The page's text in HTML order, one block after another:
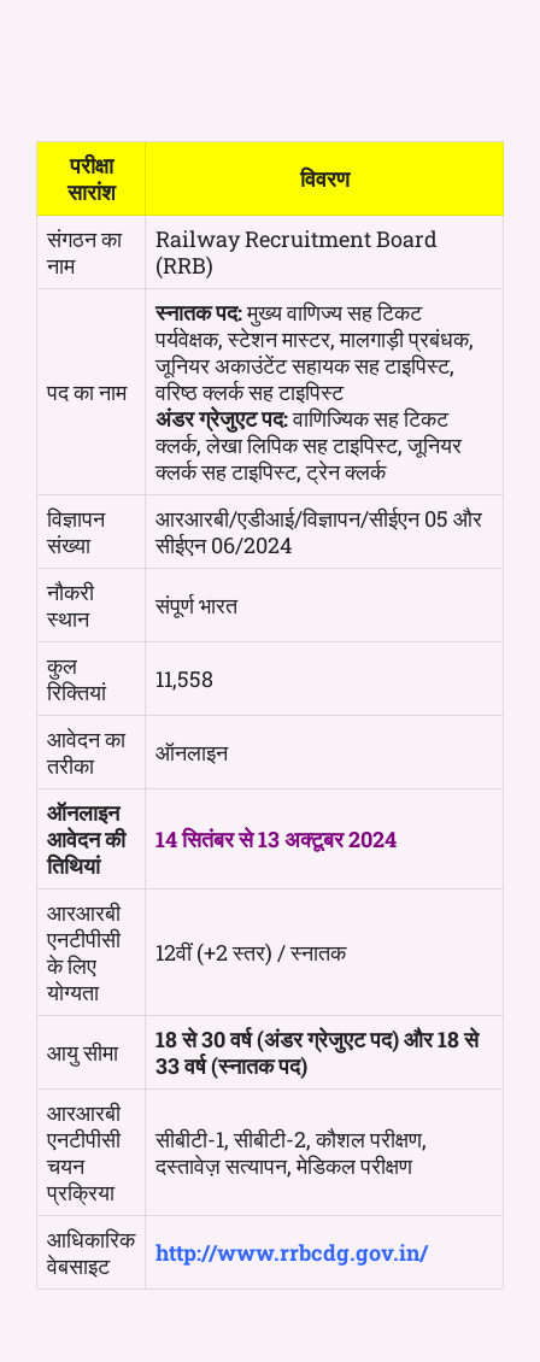
परीक्षा
सारांश
विवरण
संगठन का
नाम
Railway Recruitment Board
(RRB)
पद का नाम
स्नातक पद:मुख्य वाणिज्य सह टिकट
पर्यवेक्षक, स्टेशन मास्टर, मालगाड़ी प्रबंधक,
जूनियर अकाउंटेंट सहायक सह टाइपिस्ट,
वरिष्ठ क्लर्क सह टाइपिस्ट
अंडर ग्रेजुएट पद:वाणिज्यिक सह टिकट
क्लर्क, लेखा लिपिक सह टाइपिस्ट, जूनियर
क्लर्क सह टाइपिस्ट, ट्रेन क्लर्क
विज्ञापन
संख्या
आरआरबी/एडीआई/विज्ञापन/सीईएन 05 और
सीईएन 06/2024
नौकरी
स्थान
संपूर्ण भारत
कुल
रिक्तियां
11,558
आवेदन का
तरीका
ऑनलाइन
ऑनलाइन
आवेदन की
तिथियां
14 सितंबर से 13 अक्टूबर 2024
आरआरबी
एनटीपीसी
के लिए
योग्यता
12वीं (+2 स्तर) / स्नातक
आयु सीमा
18 से 30 वर्ष (अंडर ग्रेजुएट पद) और 18 से
33 वर्ष (स्नातक पद)
आरआरबी
एनटीपीसी
चयन
प्रक्रिया
सीबीटी-1, सीबीटी-2, कौशल परीक्षण,
दस्तावेज़ सत्यापन, मेडिकल परीक्षण
आधिकारिक
वेबसाइट
http://www.rrbcdg.gov.in/